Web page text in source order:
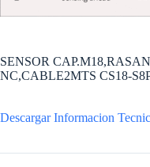
SENSOR
NC,CABLE2MTS CS18-
Descargar Informacion